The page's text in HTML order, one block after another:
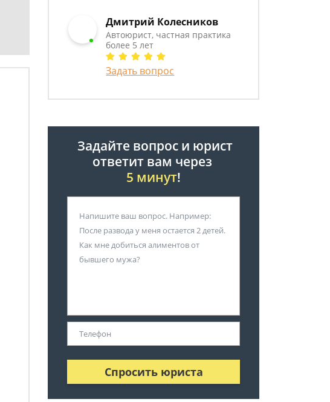
Дмитрий Колесников
Автоюрист, частная практика
более 5 лет
Задать вопрос
Задайте вопрос и юрист
ответит вам через
5 минут!
Спросить юриста